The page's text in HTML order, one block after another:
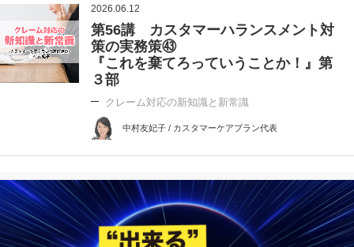
2026.06.12
第56講 カスタマーハランスメント対
策の実務策㊸
『これを棄てろっていうことか！』第
３部
クレーム対応の新知識と新常識
中村友妃子 / カスタマーケアプラン代表